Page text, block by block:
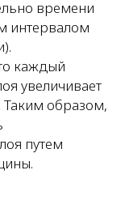
времени
интервалом
каждый
увеличивает
Таким образом,
путем